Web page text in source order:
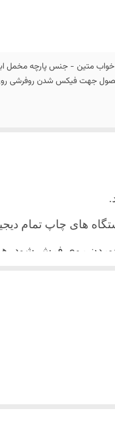
متین - جنس پارچه مخمل
محصول جهت فیکس شدن روفرشی
های چاپ تمام
روی فرش شود.
میباشد)